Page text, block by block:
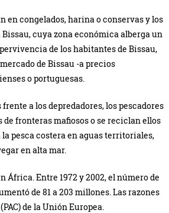
en congelados, harina o conservas y los
cuya zona económica alberga un
de los habitantes de Bissau,
de Bissau -a precios
o portuguesas.
a los depredadores, los pescadores
fronteras mafiosos o se reciclan ellos
pesca costera en aguas territoriales,
en alta mar.
África. Entre 1972 y 2002, el número de
de 81 a 203 millones. Las razones
de la Unión Europea.